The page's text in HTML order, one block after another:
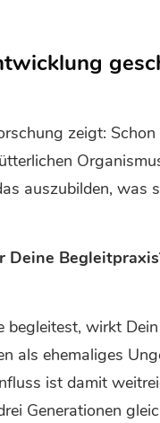
zeigt:
auszubilden, was
Deine
wirkt
als ehemaliges
ist damit
Generationen